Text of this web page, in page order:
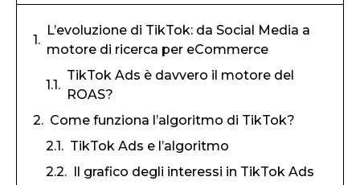
L’evoluzione di TikTok: da Social Media a
motore di ricerca per eCommerce
TikTok Ads è davvero il motore del
ROAS?
Come funziona l’algoritmo di TikTok?
TikTok Ads e l’algoritmo
Il grafico degli interessi in TikTok Ads